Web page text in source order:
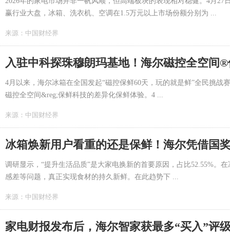
赢行业大盘，冰箱、洗衣机、空调在1.5万元以上市场份额分别为 ...
来源： 中国财经界
入驻中科探珠穆朗玛基地！海尔磁控全空间
4月以来，海尔冰箱在全国发起“磁控保鲜60天，玩的就是鲜”全民挑战
磁控全空间&reg;保鲜科技的差异化保鲜体验。4 ...
来源： 中国财经界
冰箱焕新用户看重的还是保鲜！海尔凭借国
调研显示，“提升生活品质”是大家电换新的首要原因，占比52.55%。
感差等问题，真正实现食材的持久新鲜。在此趋势下 ...
来源： 中国财经界
家电财报发布后，海尔智家获最多“买入”评